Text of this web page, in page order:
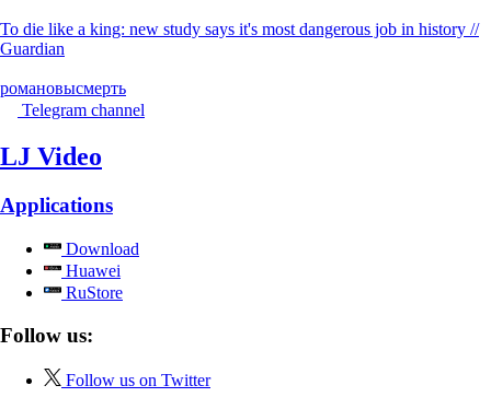
To die like a king: new study says it's most dangerous job in history //
Guardian
романовысмерть
Telegram channel
LJ Video
Applications
Download
Huawei
RuStore
Follow us:
Follow us on Twitter